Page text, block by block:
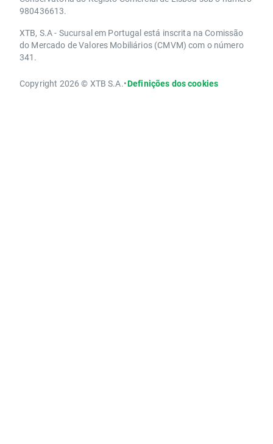
980436613.
XTB, S.A - Sucursal em Portugal está inscrita na Comissão
do Mercado de Valores Mobiliários (CMVM) com o número
341.
Copyright 2026 © XTB S.A.•Definições dos cookies